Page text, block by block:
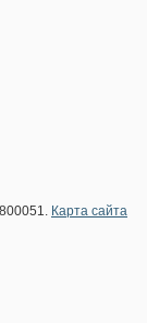
Карта сайта